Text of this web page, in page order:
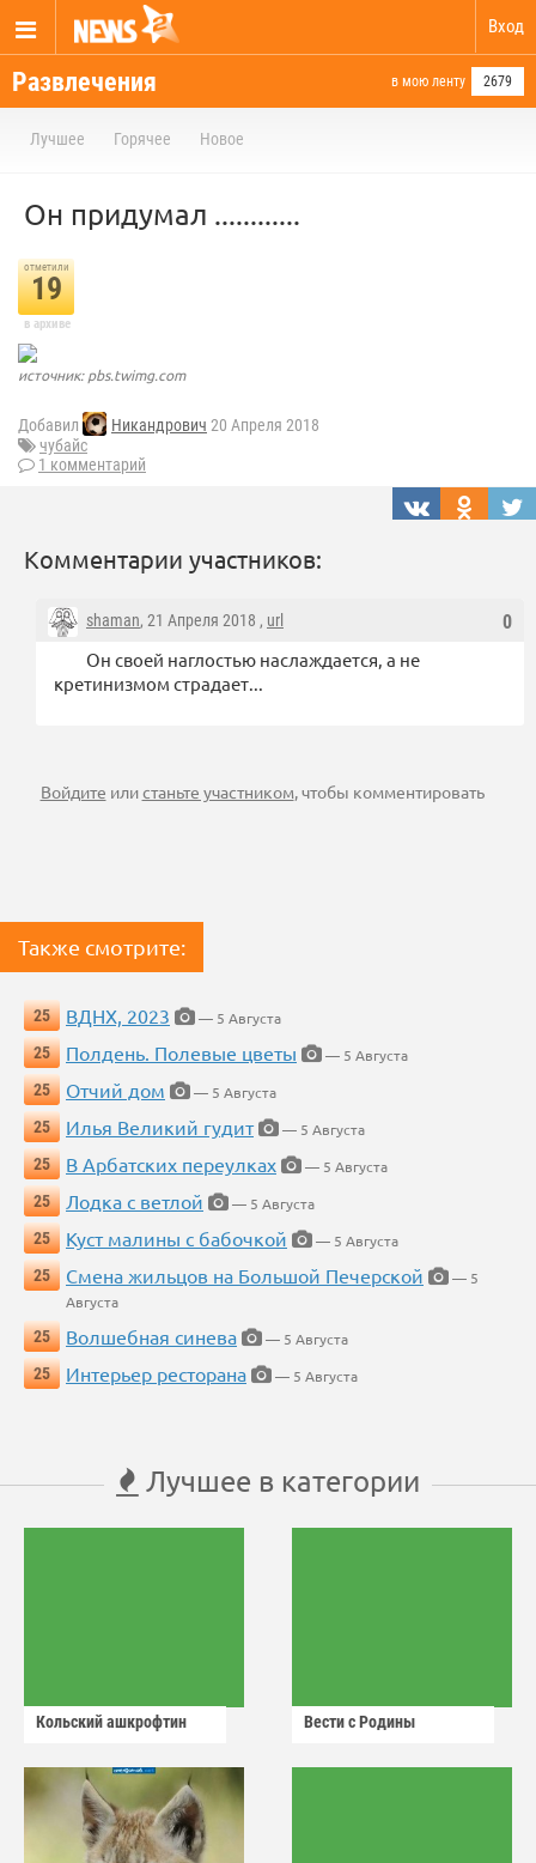
Вход
Развлечения в мою ленту 2679
Лучшее Горячее Новое
Он придумал ............
отметили
19
в архиве
источник: pbs.twimg.com
Добавил Никандрович 20 Апреля 2018
чубайс
1 комментарий
Комментарии участников:
0
shaman, 21 Апреля 2018 , url
Он своей наглостью наслаждается, а не
кретинизмом страдает...
Войдите илистаньте участником, чтобы комментировать
Также смотрите:
25 ВДНХ, 2023
— 5 Августа
25
Полдень. Полевые цветы
— 5 Августа
25
Отчий дом
— 5 Августа
25
Илья Великий гудит
— 5 Августа
25
В Арбатских переулках
— 5 Августа
25
Лодка с ветлой
— 5 Августа
25
Куст малины с бабочкой
— 5 Августа
25
Смена жильцов на Большой Печерской
— 5
Августа
25
Волшебная синева
— 5 Августа
25
Интерьер ресторана — 5 Августа
Лучшее в категории
Кольский ашкрофтин Вести с Родины